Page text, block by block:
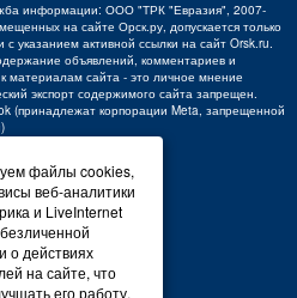
информации: ООО "ТРК "Евразия", 2007-
на сайте Орск.ру, допускается только
указанием активной ссылки на сайт Orsk.ru.
объявлений, комментариев и
материалам сайта - это личное мнение
экспорт содержимого сайта запрещен.
(принадлежат корпорации Meta, запрещенной
32-71-28
файлы cookies,
веб-аналитики
и LiveInternet
о действиях
на сайте, что
его работу.